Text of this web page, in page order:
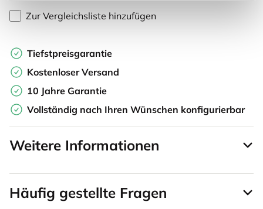
Zur Vergleichsliste hinzufügen
Tiefstpreisgarantie
Kostenloser Versand
10 Jahre Garantie
Vollständig nach Ihren Wünschen konfigurierbar
Weitere Informationen
Häufig gestellte Fragen